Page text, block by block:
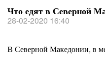
Что едят в Северной
28-02-2020 16:40
В Северной Македонии, в